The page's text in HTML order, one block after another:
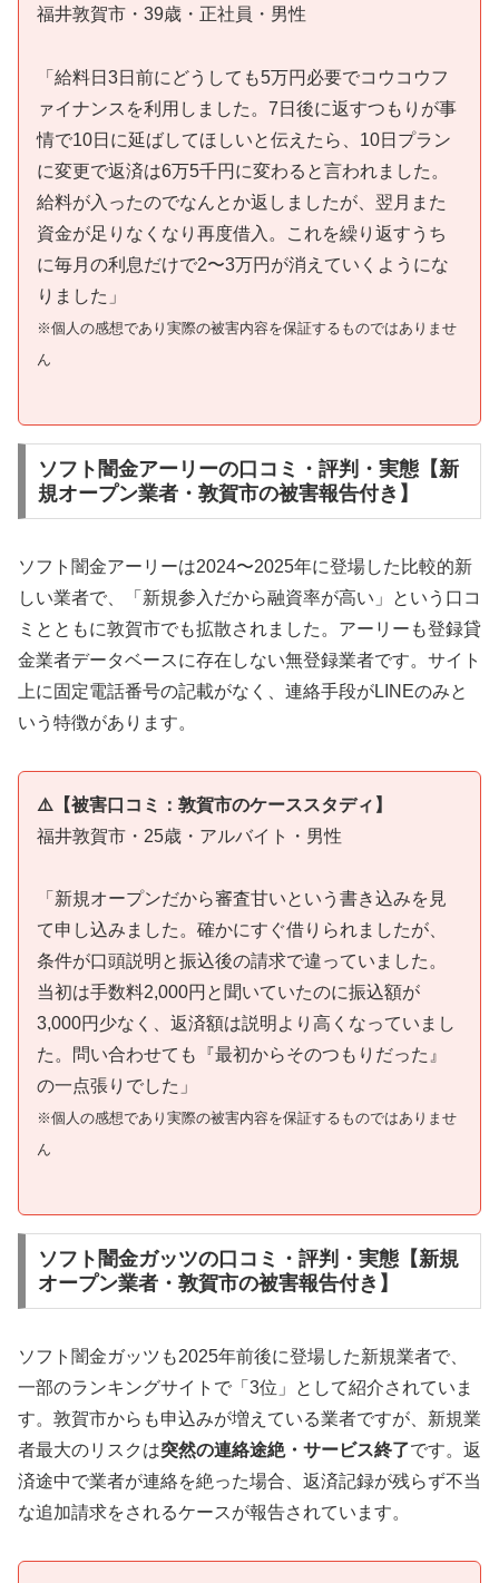
福井敦賀市・39歳・正社員・男性
「給料日3日前にどうしても5万円必要でコウコウフ
ァイナンスを利用しました。7日後に返すつもりが事
情で10日に延ばしてほしいと伝えたら、10日プラン
に変更で返済は6万5千円に変わると言われました。
給料が入ったのでなんとか返しましたが、翌月また
資金が足りなくなり再度借入。これを繰り返すうち
に毎月の利息だけで2〜3万円が消えていくようにな
りました」
※個人の感想であり実際の被害内容を保証するものではありませ
ん
ソフト闇金アーリーの口コミ・評判・実態【新
規オープン業者・敦賀市の被害報告付き】
ソフト闇金アーリーは2024〜2025年に登場した比較的新
しい業者で、「新規参入だから融資率が高い」という口コ
ミとともに敦賀市でも拡散されました。アーリーも登録貸
金業者データベースに存在しない無登録業者です。サイト
上に固定電話番号の記載がなく、連絡手段がLINEのみと
いう特徴があります。
⚠️【被害口コミ：敦賀市のケーススタディ】
福井敦賀市・25歳・アルバイト・男性
「新規オープンだから審査甘いという書き込みを見
て申し込みました。確かにすぐ借りられましたが、
条件が口頭説明と振込後の請求で違っていました。
当初は手数料2,000円と聞いていたのに振込額が
3,000円少なく、返済額は説明より高くなっていまし
た。問い合わせても『最初からそのつもりだった』
の一点張りでした」
※個人の感想であり実際の被害内容を保証するものではありませ
ん
ソフト闇金ガッツの口コミ・評判・実態【新規
オープン業者・敦賀市の被害報告付き】
ソフト闇金ガッツも2025年前後に登場した新規業者で、
一部のランキングサイトで「3位」として紹介されていま
す。敦賀市からも申込みが増えている業者ですが、新規業
者最大のリスクは突然の連絡途絶・サービス終了です。返
済途中で業者が連絡を絶った場合、返済記録が残らず不当
な追加請求をされるケースが報告されています。